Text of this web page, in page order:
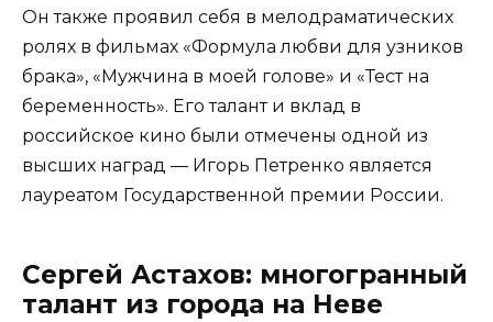
Он также проявил себя в мелодраматических
ролях в фильмах «Формула любви для узников
брака», «Мужчина в моей голове» и «Тест на
беременность». Его талант и вклад в
российское кино были отмечены одной из
высших наград — Игорь Петренко является
лауреатом Государственной премии России.
Сергей Астахов: многогранный
талант из города на Неве